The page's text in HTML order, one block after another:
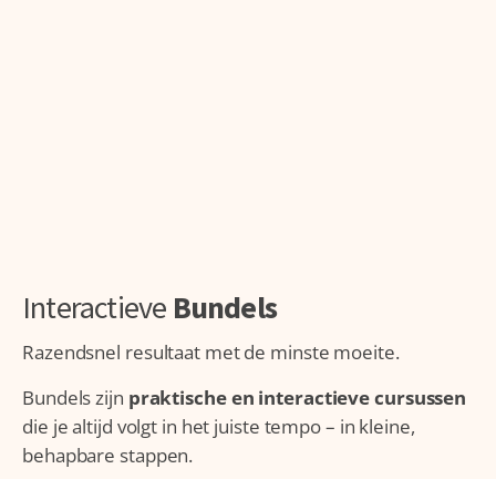
Interactieve Bundels
Razendsnel resultaat met de minste moeite.
Bundels zijn praktische en interactieve cursussen
die je altijd volgt in het juiste tempo – in kleine,
behapbare stappen.